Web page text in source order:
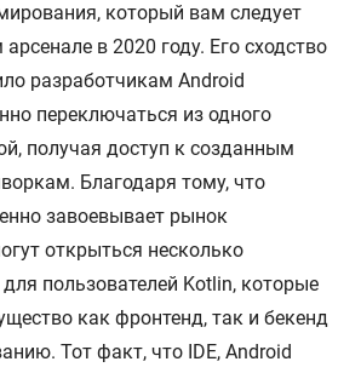
который вам следует
в 2020 году. Его сходство
разработчикам Android
переключаться из одного
получая доступ к созданным
Благодаря тому, что
завоевывает рынок
открыться несколько
пользователей Kotlin, которые
как фронтенд, так и бекенд
Тот факт, что IDE, Android